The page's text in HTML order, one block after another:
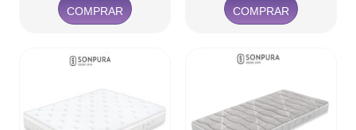
COMPRAR COMPRAR